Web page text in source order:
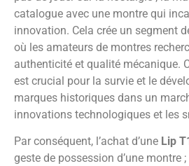
catalogue avec une montre qui
innovation. Cela crée un segment
où les amateurs de montres
authenticité et qualité mécanique.
est crucial pour la survie et le
marques historiques dans un
innovations technologiques et les
Par conséquent, l’achat d’une Lip
geste de possession d’une montre ;